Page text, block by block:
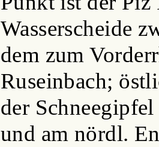
Wasserscheide
dem zum
Ruseinbach;
der
und am nördl.